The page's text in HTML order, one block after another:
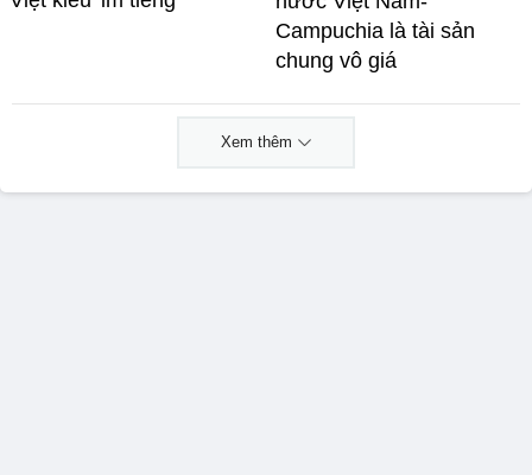
Campuchia là tài sản
chung vô giá ​
Xem thêm